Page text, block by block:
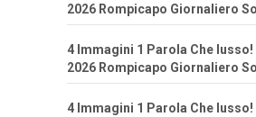
2026 Rompicapo Giornaliero
4 Immagini 1 Parola Che
2026 Rompicapo Giornaliero
4 Immagini 1 Parola Che